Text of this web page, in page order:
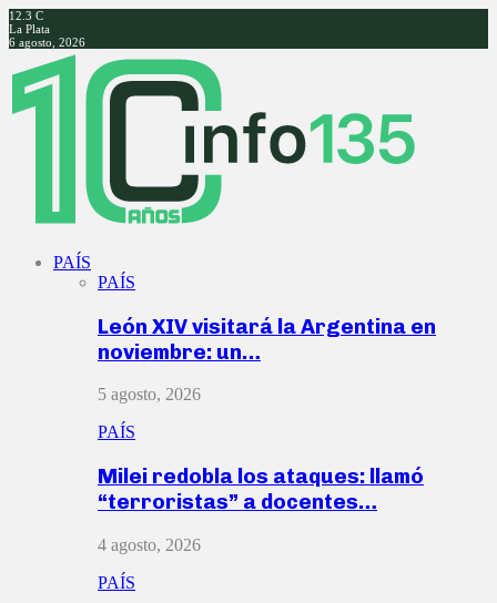
12.3 C
La Plata
6 agosto, 2026
Facebook
Twitter
Instagram
Youtube
PAÍS
PAÍS
León XIV visitará la Argentina en
noviembre: un…
5 agosto, 2026
PAÍS
Milei redobla los ataques: llamó
“terroristas” a docentes…
4 agosto, 2026
PAÍS